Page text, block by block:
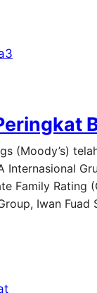
(Moody’s)
Internasional
Family Rating
Iwan